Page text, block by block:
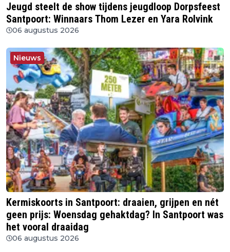
Jeugd steelt de show tijdens jeugdloop Dorpsfeest
Santpoort: Winnaars Thom Lezer en Yara Rolvink
06 augustus 2026
Nieuws
Kermiskoorts in Santpoort: draaien, grijpen en nét
geen prijs: Woensdag gehaktdag? In Santpoort was
het vooral draaidag
06 augustus 2026